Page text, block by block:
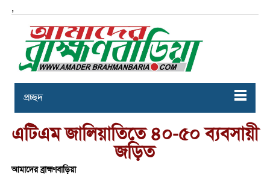
,
প্রচ্ছদ
এটিএম জালিয়াতিতে ৪০-৫০ ব্যবসায়ী
জড়িত
আমাদের ব্রাহ্মণবাড়িয়া